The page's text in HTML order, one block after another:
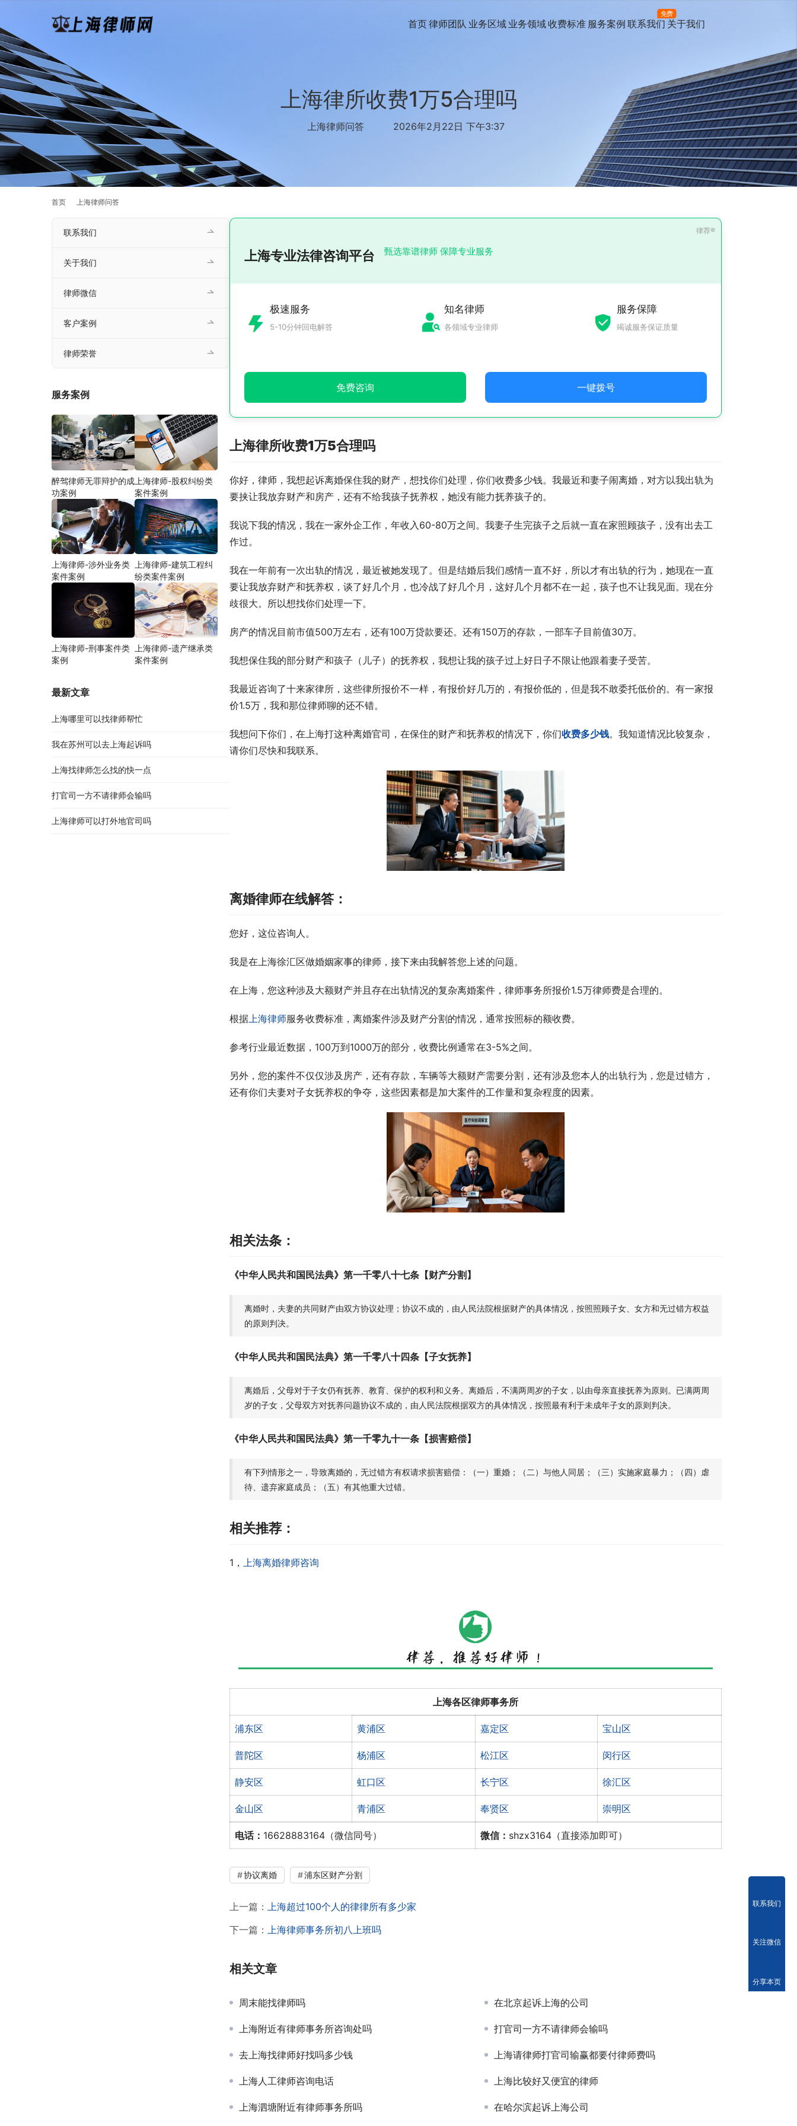
首页律师团队 业务区域 业务领域收费标准 服务案例 联系我们
免费
关于我们
上海律所收费1万5合理吗
上海律师问答 2026年2月22日 下午3:37
首页 上海律师问答
上海专业法律咨询平台 甄选靠谱律师 保障专业服务
极速服务
5-10分钟回电解答
知名律师
各领域专业律师
服务保障
竭诚服务保证质量
免费咨询 一键拨号
上海律所收费1万5合理吗
你好，律师，我想起诉离婚保住我的财产，想找你们处理，你们收费多少钱。我最近和妻子闹离婚，对方以我出轨为
要挟让我放弃财产和房产，还有不给我孩子抚养权，她没有能力抚养孩子的。
我说下我的情况，我在一家外企工作，年收入60-80万之间。我妻子生完孩子之后就一直在家照顾孩子，没有出去工
作过。
我在一年前有一次出轨的情况，最近被她发现了。但是结婚后我们感情一直不好，所以才有出轨的行为，她现在一直
要让我放弃财产和抚养权，谈了好几个月，也冷战了好几个月，这好几个月都不在一起，孩子也不让我见面。现在分
歧很大。所以想找你们处理一下。
房产的情况目前市值500万左右，还有100万贷款要还。还有150万的存款，一部车子目前值30万。
我想保住我的部分财产和孩子（儿子）的抚养权，我想让我的孩子过上好日子不限让他跟着妻子受苦。
我最近咨询了十来家律所，这些律所报价不一样，有报价好几万的，有报价低的，但是我不敢委托低价的。有一家报
价1.5万，我和那位律师聊的还不错。
我想问下你们，在上海打这种离婚官司，在保住的财产和抚养权的情况下，你们收费多少钱。我知道情况比较复杂，
请你们尽快和我联系。
离婚律师在线解答：
您好，这位咨询人。
我是在上海徐汇区做婚姻家事的律师，接下来由我解答您上述的问题。
在上海，您这种涉及大额财产并且存在出轨情况的复杂离婚案件，律师事务所报价1.5万律师费是合理的。
根据上海律师服务收费标准，离婚案件涉及财产分割的情况，通常按照标的额收费。
参考行业最近数据，100万到1000万的部分，收费比例通常在3-5%之间。
另外，您的案件不仅仅涉及房产，还有存款，车辆等大额财产需要分割，还有涉及您本人的出轨行为，您是过错方，
还有你们夫妻对子女抚养权的争夺，这些因素都是加大案件的工作量和复杂程度的因素。
相关法条：
《中华人民共和国民法典》第一千零八十七条【财产分割】
离婚时，夫妻的共同财产由双方协议处理；协议不成的，由人民法院根据财产的具体情况，按照照顾子女、女方和无过错方权益
的原则判决。
《中华人民共和国民法典》第一千零八十四条【子女抚养】
离婚后，父母对于子女仍有抚养、教育、保护的权利和义务。离婚后，不满两周岁的子女，以由母亲直接抚养为原则。已满两周
岁的子女，父母双方对抚养问题协议不成的，由人民法院根据双方的具体情况，按照最有利于未成年子女的原则判决。
《中华人民共和国民法典》第一千零九十一条【损害赔偿】
有下列情形之一，导致离婚的，无过错方有权请求损害赔偿：（一）重婚；（二）与他人同居；（三）实施家庭暴力；（四）虐
待、遗弃家庭成员；（五）有其他重大过错。
相关推荐：
1， 上海离婚律师咨询
上海各区律师事务所
浦东区 黄浦区 嘉定区 宝山区
普陀区 杨浦区 松江区 闵行区
静安区 虹口区 长宁区 徐汇区
金山区 青浦区 奉贤区 崇明区
电话： 16628883164（微信同号） 微信： shzx3164（直接添加即可）
协议离婚 浦东区财产分割
上一篇： 上海超过100个人的律律所有多少家
下一篇： 上海律师事务所初八上班吗
相关文章
周末能找律师吗 在北京起诉上海的公司
上海附近有律师事务所咨询处吗 打官司一方不请律师会输吗
去上海找律师好找吗多少钱 上海请律师打官司输赢都要付律师费吗
上海人工律师咨询电话 上海比较好又便宜的律师
上海泗塘附近有律师事务所吗 在哈尔滨起诉上海公司
联系我们
关于我们
律师微信
客户案例
律师荣誉
服务案例
醉驾律师无罪辩护的成
功案例
上海律师-股权纠纷类
案件案例
上海律师-涉外业务类
案件案例
上海律师-建筑工程纠
纷类案件案例
上海律师-刑事案件类
案例
上海律师-遗产继承类
案件案例
最新文章
上海哪里可以找律师帮忙
我在苏州可以去上海起诉吗
上海找律师怎么找的快一点
打官司一方不请律师会输吗
上海律师可以打外地官司吗
联系我们
关注微信
分享本页